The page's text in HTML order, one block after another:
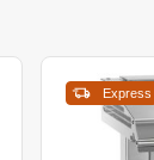
Express